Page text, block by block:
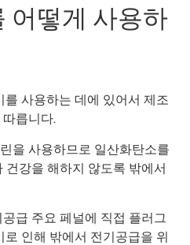
어떻게 사용하
를 사용하는 데에 있어서 제조
릅니다.
을 사용하므로 일산화탄소를
건강을 해하지 않도록 밖에서
급 주요 페널에 직접 플러그
인해 밖에서 전기공급을 위